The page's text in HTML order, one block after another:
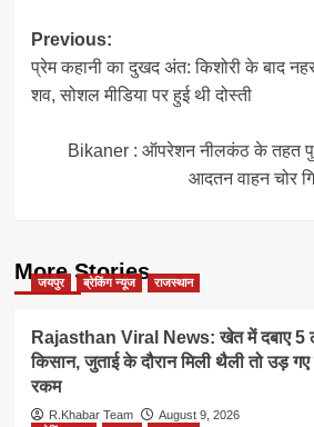
Post
navigation
Previous:
प्रेम कहानी का दुखद अंत: किशोरी के बाद
शव, सोशल मीडिया पर हुई थी दोस्ती
Bikaner : ऑपरेशन नीलकंठ के तहत
आदतन वाहन चोर
More Stories
जयपुर ब्रेकिंग न्यूज राजस्थान
Rajasthan Viral News: खेत में दबाए 5
किसान, जुताई के दौरान मिली थैली तो उड़
रकम
R.Khabar Team
August 9, 2026